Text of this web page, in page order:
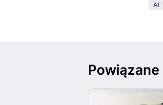
AI
Powiązane